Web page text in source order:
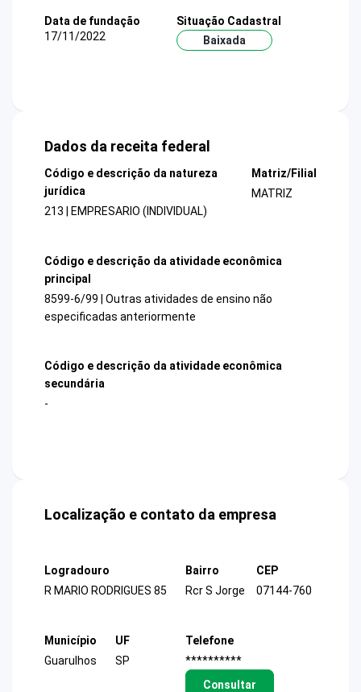
Data de fundação
17/11/2022
Situação Cadastral
Baixada
Dados da receita federal
Código e descrição da natureza
jurídica
213 | EMPRESARIO (INDIVIDUAL)
Matriz/Filial
MATRIZ
Código e descrição da atividade econômica
principal
8599-6/99 | Outras atividades de ensino não
especificadas anteriormente
Código e descrição da atividade econômica
secundária
-
Localização e contato da empresa
Logradouro
R MARIO RODRIGUES 85
Bairro
Rcr S Jorge
CEP
07144-760
Município
Guarulhos
UF
SP
Telefone
**********
Consultar